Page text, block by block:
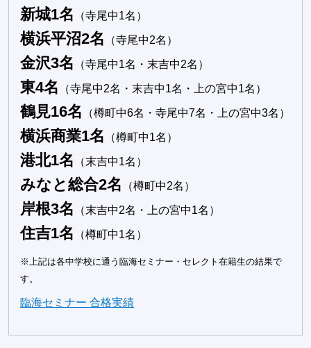
新城1名 （寺尾中1名）
横浜平沼2名 （寺尾中2名）
金沢3名 （寺尾中1名・末吉中2名）
東4名 （寺尾中2名・末吉中1名・上の宮中1名）
鶴見16名 （樽町中6名・寺尾中7名・上の宮中3名）
横浜商業1名 （樽町中1名）
港北1名 （末吉中1名）
みなと総合2名 （樽町中2名）
岸根3名 （末吉中2名・上の宮中1名）
住吉1名 （樽町中1名）
※上記は各中学校に通う臨海セミナー・セレクト在籍生の結果で
す。
臨海セミナー 合格実績